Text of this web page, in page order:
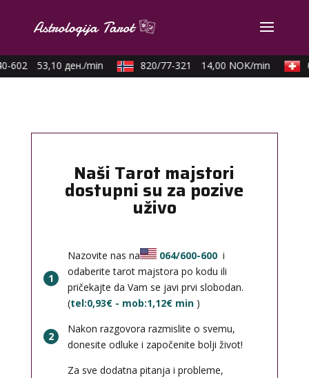
602 53,10 ден./min 820/77-321 14,00 NOK/min
Naši Tarot majstori
dostupni su za pozive
uživo
1
Nazovite nas na 064/600-600 i
odaberite tarot majstora po kodu ili
pričekajte da Vam se javi prvi slobodan.
(tel:0,93€ - mob:1,12€ min )
2
Nakon razgovora razmislite o svemu,
donesite odluke i započenite bolji život!
Za sve dodatna pitanja i probleme,